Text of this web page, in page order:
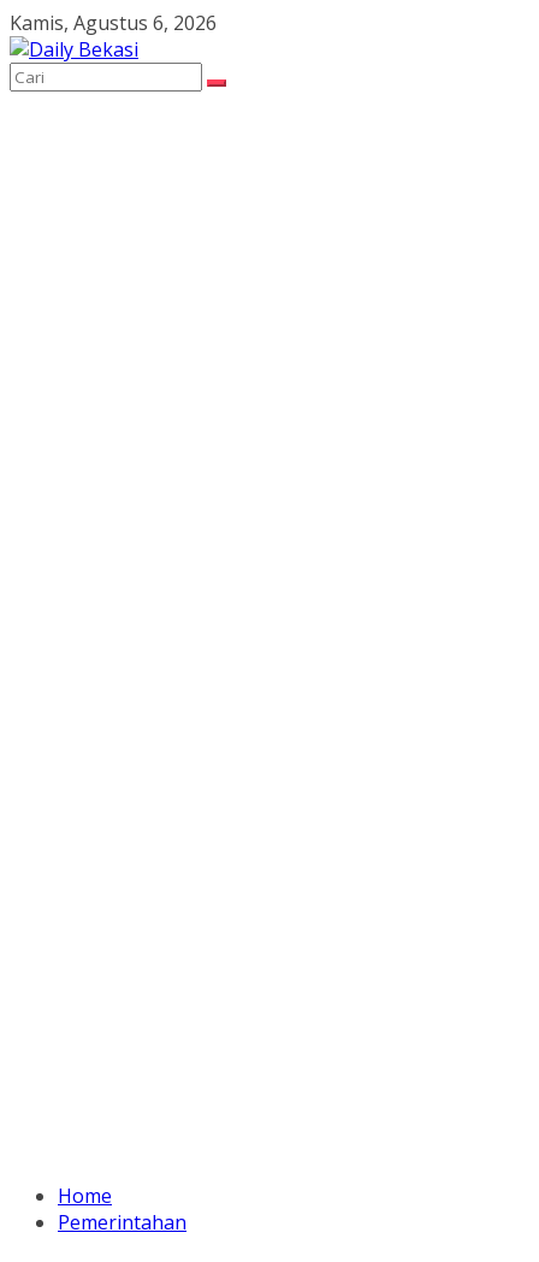
Skip
to
content
Kamis, Agustus 6, 2026
Home
Pemerintahan